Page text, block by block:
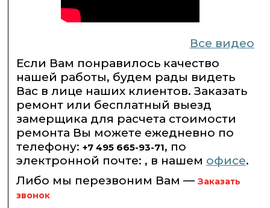
Все видео
Если Вам понравилось качество
нашей работы, будем рады видеть
Вас в лице наших клиентов. Заказать
ремонт или бесплатный выезд
замерщика для расчета стоимости
ремонта Вы можете ежедневно по
телефону:+7 495 665-93-71, по
электронной почте: , в нашем офисе.
Либо мы перезвоним Вам —Заказать
звонок